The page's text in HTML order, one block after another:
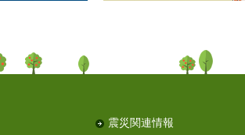
震災関連情報